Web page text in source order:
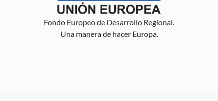
Fondo Europeo de Desarrollo Regional.
Una manera de hacer Europa.